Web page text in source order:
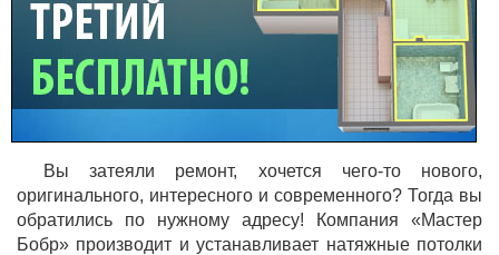
Вы затеяли ремонт, хочется чего-то нового,
оригинального, интересного и современного? Тогда вы
обратились по нужному адресу! Компания «Мастер
Бобр» производит и устанавливает натяжные потолки